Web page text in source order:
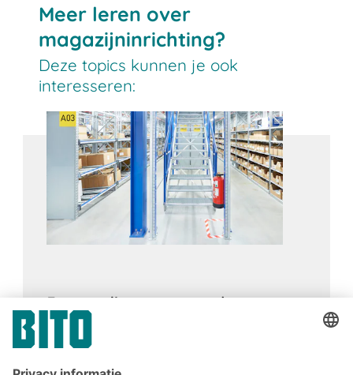
Meer leren over
magazijninrichting?
Deze topics kunnen je ook
interesseren:
Eenvoudige maatregelen voor
brandbeveiliging in het magazijn